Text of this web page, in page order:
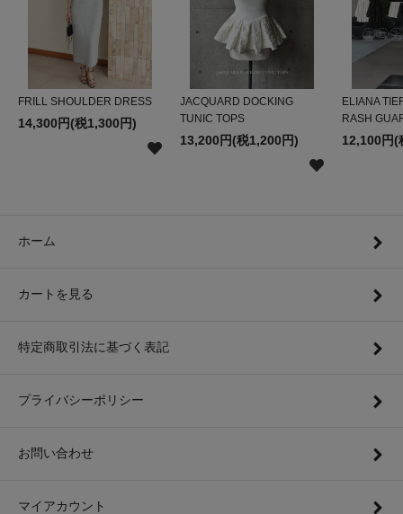
FRILL SHOULDER DRESS
14,300円(税1,300円)
JACQUARD DOCKING
TUNIC TOPS
13,200円(税1,200円)
ELIANA
RASH
12,100円(
ホーム
カートを見る
特定商取引法に基づく表記
プライバシーポリシー
お問い合わせ
マイアカウント